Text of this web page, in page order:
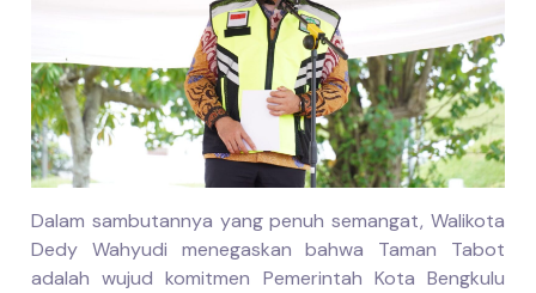
Dalam sambutannya yang penuh semangat, Walikota
Dedy Wahyudi menegaskan bahwa Taman Tabot
adalah wujud komitmen Pemerintah Kota Bengkulu